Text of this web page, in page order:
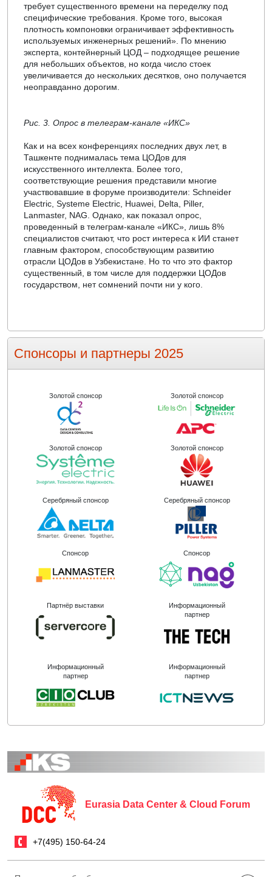
требует существенного времени на переделку под
специфические требования. Кроме того, высокая
плотность компоновки ограничивает эффективность
используемых инженерных решений». По мнению
эксперта, контейнерный ЦОД – подходящее решение
для небольших объектов, но когда число стоек
увеличивается до нескольких десятков, оно получается
неоправданно дорогим.
Рис. 3. Опрос в телеграм-канале «ИКС»
Как и на всех конференциях последних двух лет, в
Ташкенте поднималась тема ЦОДов для
искусственного интеллекта. Более того,
соответствующие решения представили многие
участвовавшие в форуме производители: Schneider
Electric, Systeme Electric, Huawei, Delta, Piller,
Lanmaster, NAG. Однако, как показал опрос,
проведенный в телеграм-канале «ИКС», лишь 8%
специалистов считают, что рост интереса к ИИ станет
главным фактором, способствующим развитию
отрасли ЦОДов в Узбекистане. Но то что это фактор
существенный, в том числе для поддержки ЦОДов
государством, нет сомнений почти ни у кого.
Спонсоры и партнеры 2025
Золотой спонсор Золотой спонсор
Золотой спонсор Золотой спонсор
Серебряный спонсор Серебряный спонсор
Спонсор Спонсор
Партнёр выставки
Информационный
партнер
Информационный
партнер
Информационный
партнер
Eurasia Data Center & Cloud Forum
+7(495) 150-64-24